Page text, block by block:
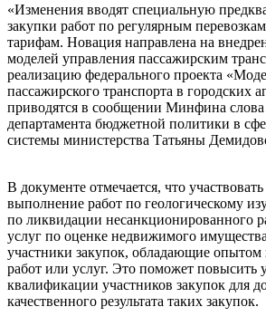
«Изменения вводят специальную
закупки работ по регулярным
тарифам. Новация направлена на
моделей управления пассажирским
реализацию федерального проекта
пассажирского транспорта в городских
приводятся в сообщении Минфина слова
департамента бюджетной политики в
системы министерства Татьяны
В документе отмечается, что
выполнение работ по геологическому
по ликвидации несанкционированного
услуг по оценке недвижимого
участники закупок, обладающие
работ или услуг. Это поможет повысить
квалификации участников закупок для
качественного результата таких закупок.